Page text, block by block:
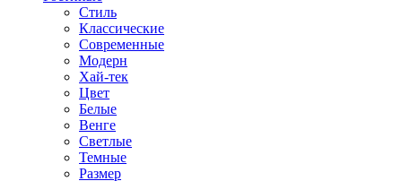
Стиль
Классические
Современные
Модерн
Хай-тек
Цвет
Белые
Венге
Светлые
Темные
Размер